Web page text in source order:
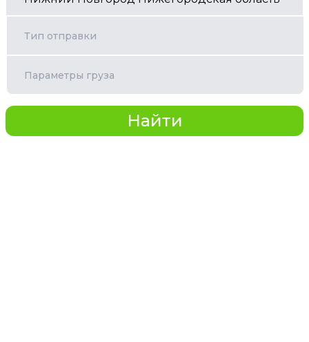
Тип отправки
Параметры груза
Найти